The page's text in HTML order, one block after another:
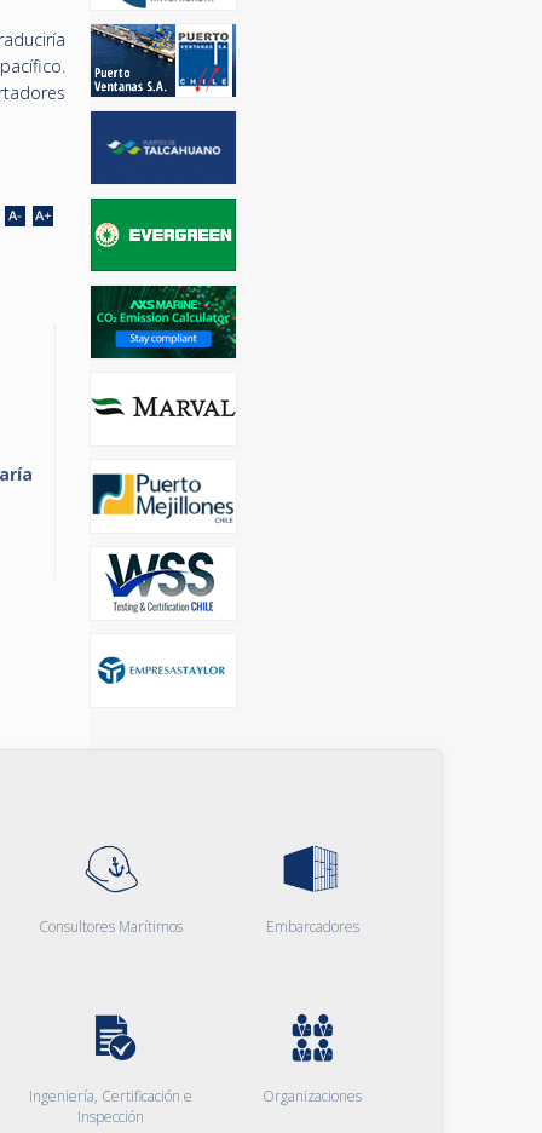
Consultores Marítimos Embarcadores
Ingeniería, Certificación e
Inspección
Organizaciones